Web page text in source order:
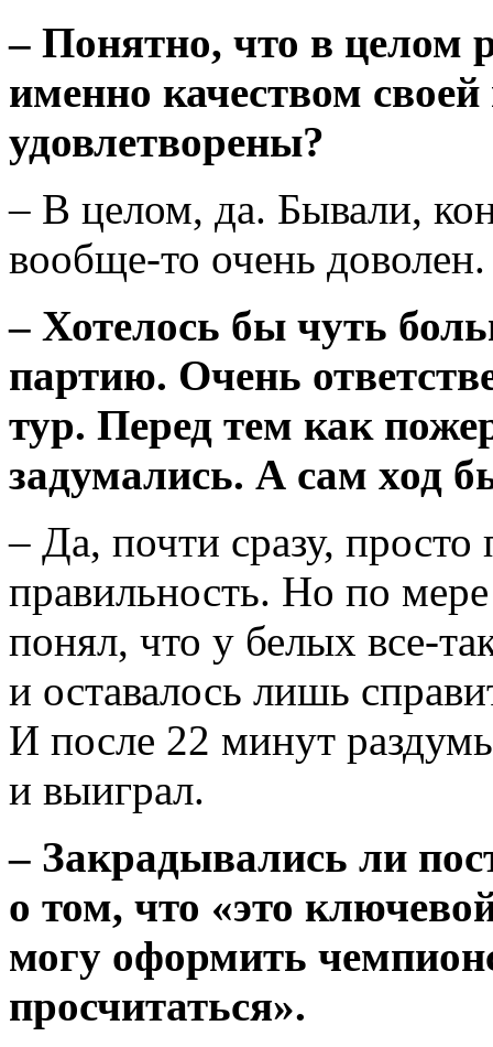
– Понятно, что в целом
именно качеством
удовлетворены?
– В целом, да. Бывали,
вообще-то очень доволен.
– Хотелось бы чуть
партию. Очень
тур. Перед тем как
задумались. А сам ход
– Да, почти сразу, просто
правильность. Но по
понял, что у белых все-
и оставалось лишь
И после 22 минут
и выиграл.
– Закрадывались ли
о том, что «это
могу оформить
просчитаться».